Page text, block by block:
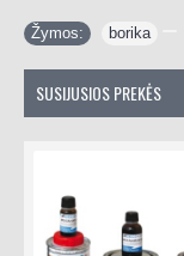
Žymos: borika
SUSIJUSIOS PREKĖS